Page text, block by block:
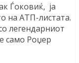
Ѓоковиќ, ја
на АТП-листата.
легендарниот
само Роџер